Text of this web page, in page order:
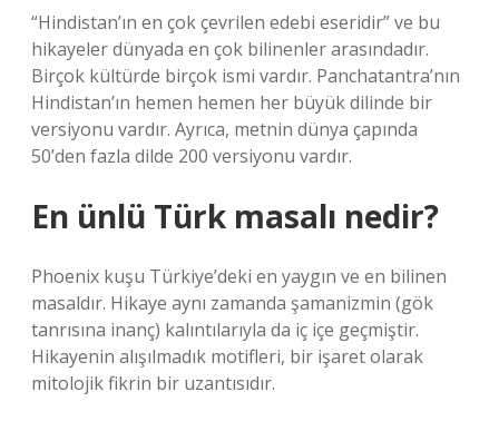
“Hindistan’ın en çok çevrilen edebi eseridir” ve bu
hikayeler dünyada en çok bilinenler arasındadır.
Birçok kültürde birçok ismi vardır. Panchatantra’nın
Hindistan’ın hemen hemen her büyük dilinde bir
versiyonu vardır. Ayrıca, metnin dünya çapında
50’den fazla dilde 200 versiyonu vardır.
En ünlü Türk masalı nedir?
Phoenix kuşu Türkiye’deki en yaygın ve en bilinen
masaldır. Hikaye aynı zamanda şamanizmin (gök
tanrısına inanç) kalıntılarıyla da iç içe geçmiştir.
Hikayenin alışılmadık motifleri, bir işaret olarak
mitolojik fikrin bir uzantısıdır.